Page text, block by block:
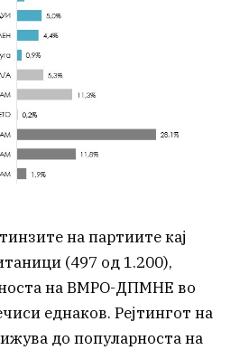
на партиите кај
(497 од 1.200),
на ВМРО-ДПМНЕ во
еднаков. Рејтингот на
до популарноста на